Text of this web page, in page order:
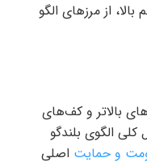
از مرزهای الگو
بالاتر و کف‌های
الگوی بلندگو
و حمایت اصلی